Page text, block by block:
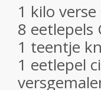
1 kilo
8 eetlepels
1 teentje
1 eetlepel